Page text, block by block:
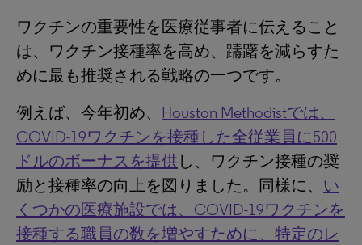
ワクチンの重要性を医療従事者に伝えること
は、ワクチン接種率を高め、躊躇を減らすた
めに最も推奨される戦略の一つです。
例えば、今年初め、 Houston Methodistでは、
COVID-19ワクチンを接種した全従業員に500
ドルのボーナスを提供 し、ワクチン接種の奨
励と接種率の向上を図りました。同様に、 い
くつかの医療施設では、COVID-19ワクチンを
接種する職員の数を増やすために、特定のレ